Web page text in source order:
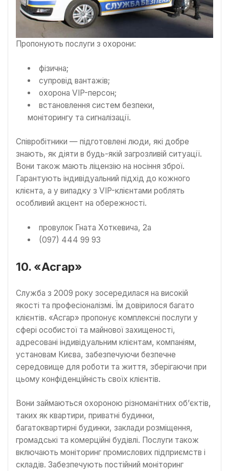
Пропонують послуги з охорони:
фізична;
супровід вантажів;
охорона VIP-персон;
встановлення систем безпеки,
моніторингу та сигналізації.
Співробітники — підготовлені люди, які добре
знають, як діяти в будь-якій загрозливій ситуації.
Вони також мають ліцензію на носіння зброї.
Гарантують індивідуальний підхід до кожного
клієнта, а у випадку з VIP-клієнтами роблять
особливий акцент на обережності.
провулок Гната Хоткевича, 2а
(097) 444 99 93
10. «Асгар»
Служба з 2009 року зосередилася на високій
якості та професіоналізмі. Їм довірилося багато
клієнтів. «Асгар» пропонує комплексні послуги у
сфері особистої та майнової захищеності,
адресовані індивідуальним клієнтам, компаніям,
установам Києва, забезпечуючи безпечне
середовище для роботи та життя, зберігаючи при
цьому конфіденційність своїх клієнтів.
Вони займаються охороною різноманітних об’єктів,
таких як квартири, приватні будинки,
багатоквартирні будинки, заклади розміщення,
громадські та комерційні будівлі. Послуги також
включають моніторинг промислових підприємств і
складів. Забезпечують постійний моніторинг